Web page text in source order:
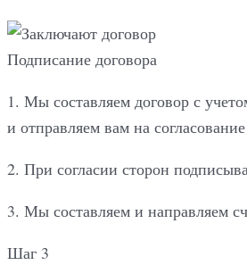
Подписание договора
1. Мы составляем договор с
и отправляем вам на согласование
2. При согласии сторон
3. Мы составляем и направляем
Шаг 3